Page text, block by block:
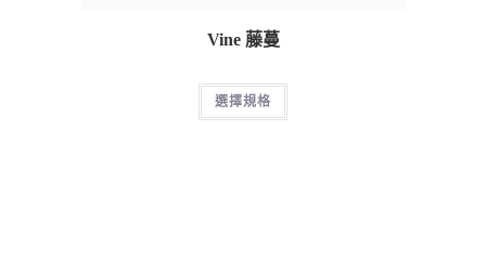
Vine 藤蔓
選擇規格